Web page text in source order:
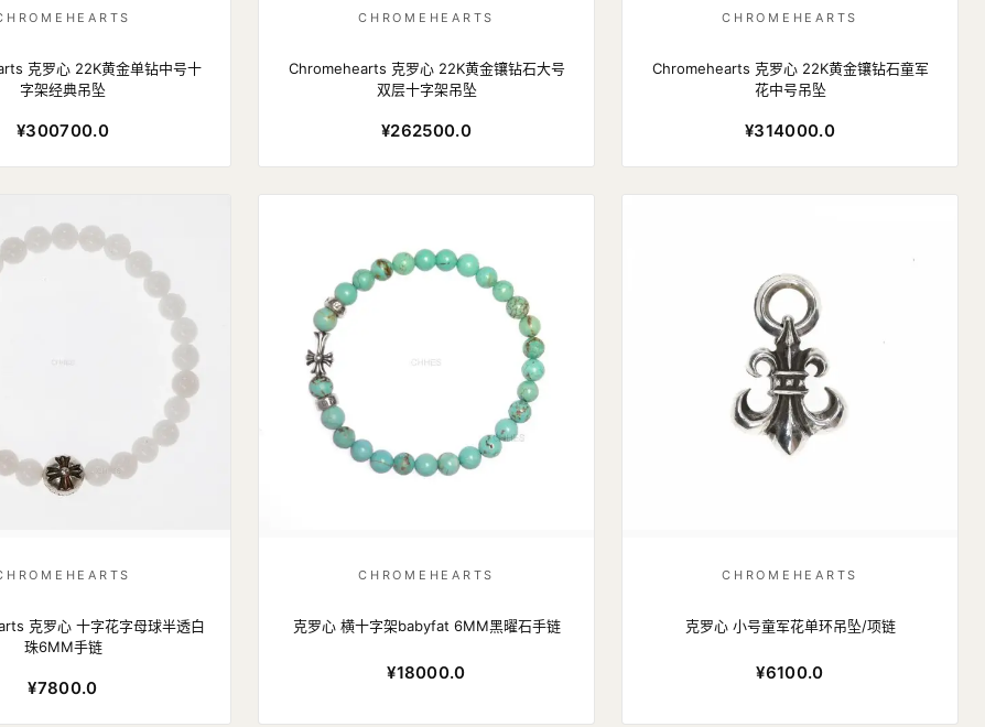
克罗心 22K黄金单钻中号十
字架经典吊坠
¥300700.0
CHROMEHEARTS
Chromehearts 克罗心 22K黄金镶钻石大号
双层十字架吊坠
¥262500.0
CHROMEHEARTS
Chromehearts 克罗心 22K黄金镶钻石童军
花中号吊坠
¥314000.0
克罗心 十字花字母球半透白
珠6MM手链
¥7800.0
CHROMEHEARTS
克罗心 横十字架babyfat 6MM黑曜石手链
¥18000.0
CHROMEHEARTS
克罗心 小号童军花单环吊坠/项链
¥6100.0